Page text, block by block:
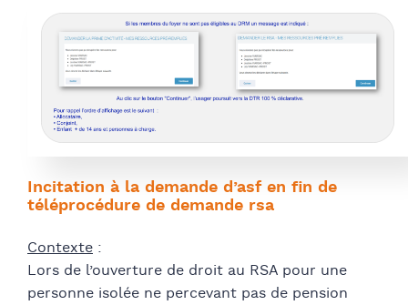
Incitation à la demande d’asf en fin de
téléprocédure de demande rsa
Contexte :
Lors de l’ouverture de droit au RSA pour une
personne isolée ne percevant pas de pension